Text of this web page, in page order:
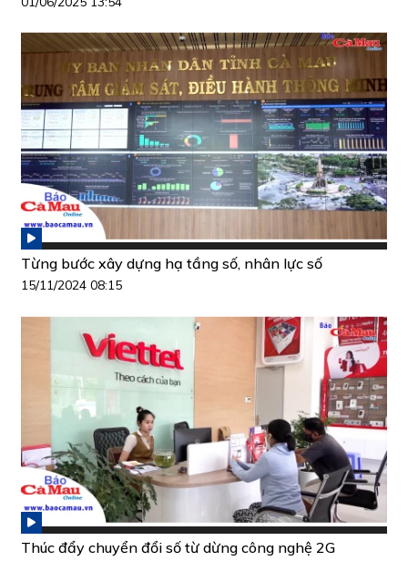
Từng bước xây dựng hạ tầng số, nhân lực số
15/11/2024 08:15
Thúc đẩy chuyển đổi số từ dừng công nghệ 2G